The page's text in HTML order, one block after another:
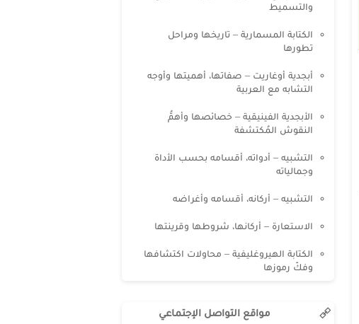
والتسميط
الكتابة المسمارية – تاريخها ومراحل
تطورها
أبجدية أوغاريت – صفاتها، أهميتها وأوجه
التشابه مع العربية
الأبجدية الفينيقية – خصائصها وأهمُّ
النقوش المُكتشفة
التشبيه – أدواته، أقسامه بحسب الأداة
وجمالياته
التشبيه – أركانه، أقسامه وأغراضه
الاستعارة – أركانها، شروطها وقرينتها
الكتابة الهيروغليفية – محاولات اكتشافها
وفكّ رموزها
مواقع التواصل الإجتماعي